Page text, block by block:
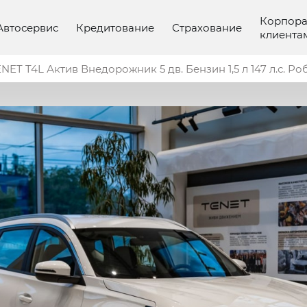
Кредитование Страхование
T4L Актив Внедорожник 5 дв. Бензин 1,5 л 147 л.с.